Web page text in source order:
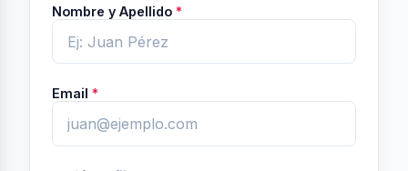
Nombre y Apellido *
Email *